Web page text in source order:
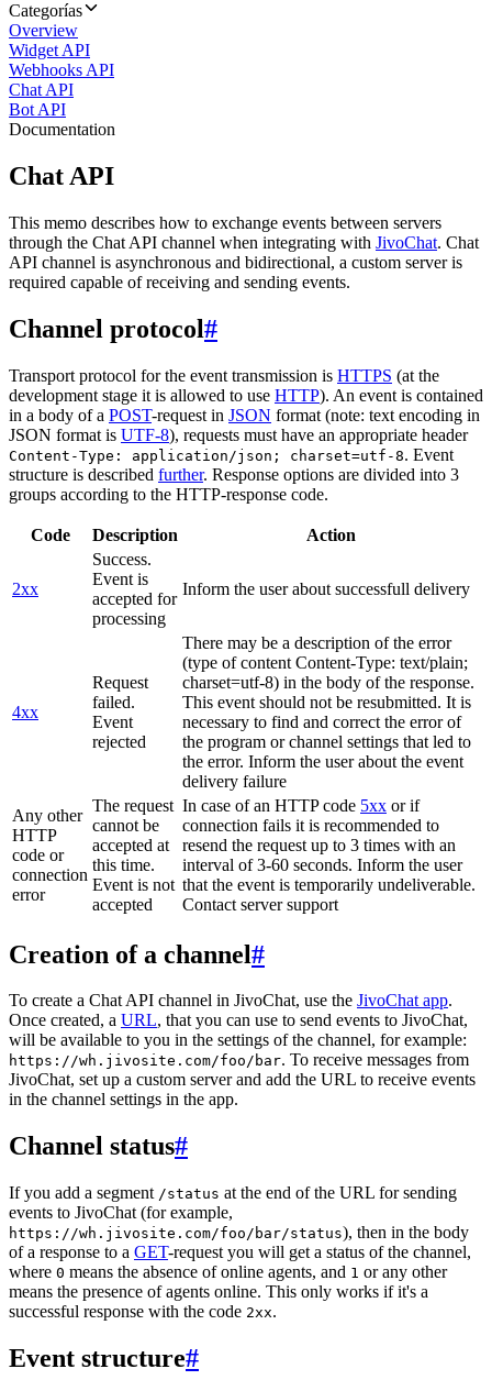
Categorías
Overview
Widget API
Webhooks API
Chat API
Bot API
Documentation
Chat API
This memo describes how to exchange events between servers
through the Chat API channel when integrating with JivoChat. Chat
API channel is asynchronous and bidirectional, a custom server is
required capable of receiving and sending events.
Channel protocol#
Transport protocol for the event transmission is HTTPS (at the
development stage it is allowed to use HTTP). An event is contained
in a body of a POST-request in JSON format (note: text encoding in
JSON format is UTF-8), requests must have an appropriate header
Content-Type: application/json; charset=utf-8. Event
structure is described further. Response options are divided into 3
groups according to the HTTP-response code.
Code Description Action
2xx
Success.
Event is
accepted for
processing
Inform the user about successfull delivery
4xx
Request
failed.
Event
rejected
There may be a description of the error
(type of content Content-Type: text/plain;
charset=utf-8) in the body of the response.
This event should not be resubmitted. It is
necessary to find and correct the error of
the program or channel settings that led to
the error. Inform the user about the event
delivery failure
Any other
HTTP
code or
connection
error
The request
cannot be
accepted at
this time.
Event is not
accepted
In case of an HTTP code 5xx or if
connection fails it is recommended to
resend the request up to 3 times with an
interval of 3-60 seconds. Inform the user
that the event is temporarily undeliverable.
Contact server support
Creation of a channel#
To create a Chat API channel in JivoChat, use the JivoChat app.
Once created, a URL, that you can use to send events to JivoChat,
will be available to you in the settings of the channel, for example:
https://wh.jivosite.com/foo/bar. To receive messages from
JivoChat, set up a custom server and add the URL to receive events
in the channel settings in the app.
Channel status#
If you add a segment /status at the end of the URL for sending
events to JivoChat (for example,
https://wh.jivosite.com/foo/bar/status), then in the body
of a response to a GET-request you will get a status of the channel,
where 0 means the absence of online agents, and 1 or any other
means the presence of agents online. This only works if it's a
successful response with the code 2xx.
Event structure#